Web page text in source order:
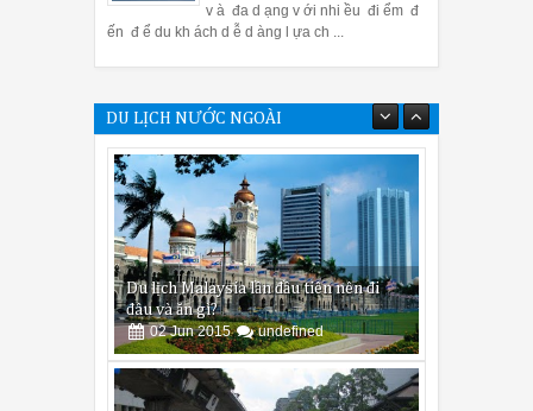
v à đa d ạng v ới nhi ều đi ểm đ
ến đ ể du kh ách d ễ d àng l ựa ch ...
DU LỊCH NƯỚC NGOÀI
Du lịch Malaysia lần đầu tiên nên đi
đâu và ăn gì?
02 Jun 2015 undefined